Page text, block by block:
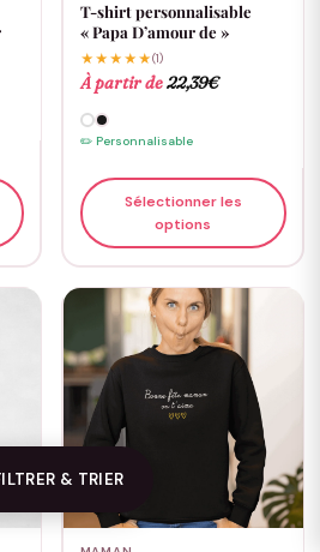
T-shirt personnalisable
« Papa D’amour de »
★★★★★(1)
À partir de22,39€
✏️ Personnalisable
Sélectionner les
options
& TRIER